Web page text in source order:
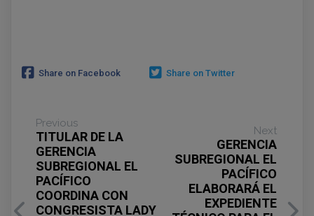
Share on Facebook Share on Twitter
Previous
TITULAR DE LA
GERENCIA
SUBREGIONAL EL
PACÍFICO
COORDINA CON
CONGRESISTA LADY
Next
GERENCIA
SUBREGIONAL EL
PACÍFICO
ELABORARÁ EL
EXPEDIENTE